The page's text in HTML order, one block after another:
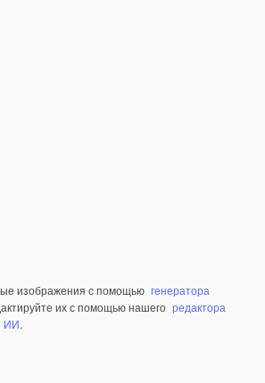
изображения с помощью генератора
их с помощью нашего редактора
ИИ.